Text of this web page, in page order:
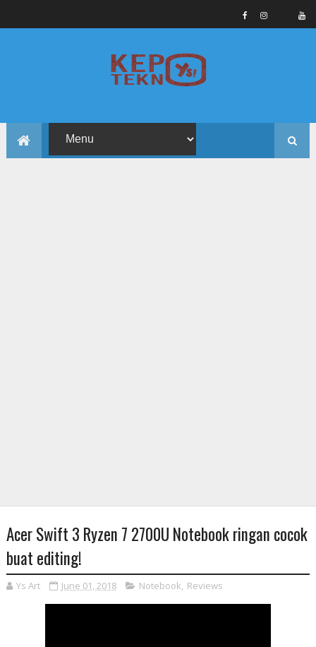
Acer Swift 3 Ryzen 7 2700U Notebook ringan cocok
buat editing!
Ys Art June 01, 2018 Notebook, Reviews